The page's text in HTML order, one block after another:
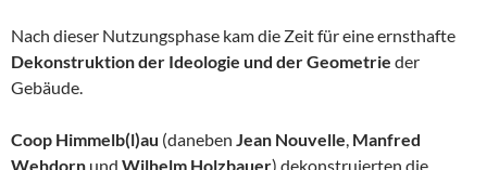
Nach dieser Nutzungsphase kam die Zeit für eine ernsthafte
Dekonstruktion der Ideologie und der Geometrie der
Gebäude.
Coop Himmelb(l)au (daneben Jean Nouvelle, Manfred
Wehdorn und Wilhelm Holzbauer) dekonstruierten die